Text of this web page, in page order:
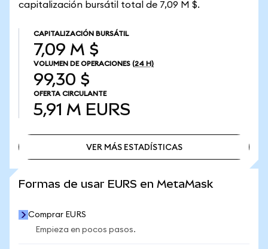
capitalización bursátil total de 7,09 M $.
CAPITALIZACIÓN BURSÁTIL
7,09 M $
VOLUMEN DE OPERACIONES (24 H)
99,30 $
OFERTA CIRCULANTE
5,91 M EURS
VER MÁS ESTADÍSTICAS
Formas de usar EURS en MetaMask
Comprar EURS
Empieza en pocos pasos.